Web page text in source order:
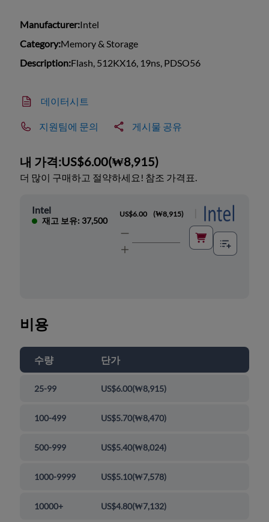
Manufacturer:Intel
Category:Memory & Storage
Description:Flash, 512KX16, 19ns, PDSO56
데이터시트
지원팀에 문의 게시물 공유
내 가격:US$6.00(₩8,915)
더 많이 구매하고 절약하세요! 참조 가격표.
Intel
재고 보유: 37,500
US$6.00 (₩8,915)
비용
수량 단가
25-99 US$6.00(₩8,915)
100-499 US$5.70(₩8,470)
500-999 US$5.40(₩8,024)
1000-9999 US$5.10(₩7,578)
10000+ US$4.80(₩7,132)